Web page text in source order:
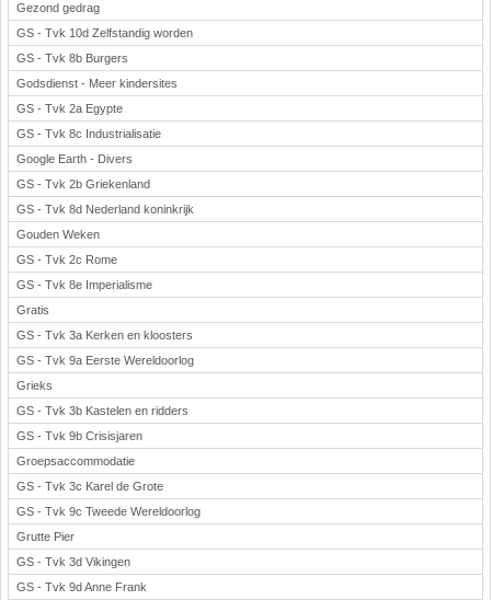
Gezond gedrag
GS - Tvk 10d Zelfstandig worden
GS - Tvk 8b Burgers
Godsdienst - Meer kindersites
GS - Tvk 2a Egypte
GS - Tvk 8c Industrialisatie
Google Earth - Divers
GS - Tvk 2b Griekenland
GS - Tvk 8d Nederland koninkrijk
Gouden Weken
GS - Tvk 2c Rome
GS - Tvk 8e Imperialisme
Gratis
GS - Tvk 3a Kerken en kloosters
GS - Tvk 9a Eerste Wereldoorlog
Grieks
GS - Tvk 3b Kastelen en ridders
GS - Tvk 9b Crisisjaren
Groepsaccommodatie
GS - Tvk 3c Karel de Grote
GS - Tvk 9c Tweede Wereldoorlog
Grutte Pier
GS - Tvk 3d Vikingen
GS - Tvk 9d Anne Frank